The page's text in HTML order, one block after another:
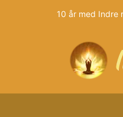
10 år med Indre